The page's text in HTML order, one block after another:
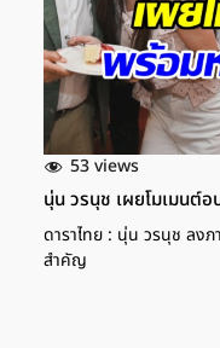
53 views
นุ่น วรนุช เผยโมเมนต์
ดาราไทย : นุ่น วรนุช ลง
สำคัญ